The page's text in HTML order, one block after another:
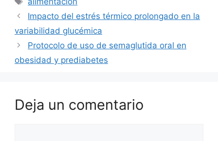
Impacto del estrés térmico prolongado en la
variabilidad glucémica
Protocolo de uso de semaglutida oral en
obesidad y prediabetes
Deja un comentario